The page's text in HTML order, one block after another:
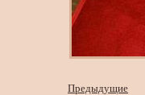
Предыдущие